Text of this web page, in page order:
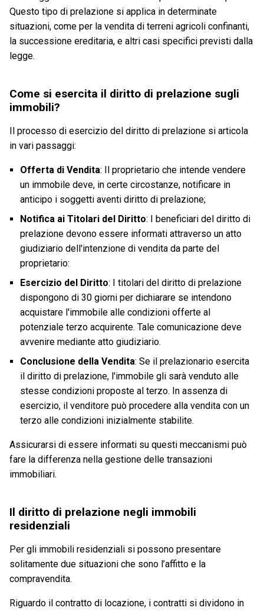
Questo tipo di prelazione si applica in determinate
situazioni, come per la vendita di terreni agricoli confinanti,
la successione ereditaria, e altri casi specifici previsti dalla
legge.
Come si esercita il diritto di prelazione sugli
immobili?
Il processo di esercizio del diritto di prelazione si articola
in vari passaggi:
Offerta di Vendita: Il proprietario che intende vendere
un immobile deve, in certe circostanze, notificare in
anticipo i soggetti aventi diritto di prelazione;
Notifica ai Titolari del Diritto: I beneficiari del diritto di
prelazione devono essere informati attraverso un atto
giudiziario dell'intenzione di vendita da parte del
proprietario:
Esercizio del Diritto: I titolari del diritto di prelazione
dispongono di 30 giorni per dichiarare se intendono
acquistare l'immobile alle condizioni offerte al
potenziale terzo acquirente. Tale comunicazione deve
avvenire mediante atto giudiziario.
Conclusione della Vendita: Se il prelazionario esercita
il diritto di prelazione, l'immobile gli sarà venduto alle
stesse condizioni proposte al terzo. In assenza di
esercizio, il venditore può procedere alla vendita con un
terzo alle condizioni inizialmente stabilite.
Assicurarsi di essere informati su questi meccanismi può
fare la differenza nella gestione delle transazioni
immobiliari.
Il diritto di prelazione negli immobili
residenziali
Per gli immobili residenziali si possono presentare
solitamente due situazioni che sono l’affitto e la
compravendita.
Riguardo il contratto di locazione, i contratti si dividono in